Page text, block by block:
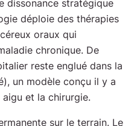
dissonance stratégique
déploie des thérapies
oraux qui
chronique. De
reste englué dans la
un modèle conçu il y a
et la chirurgie.
sur le terrain. Le